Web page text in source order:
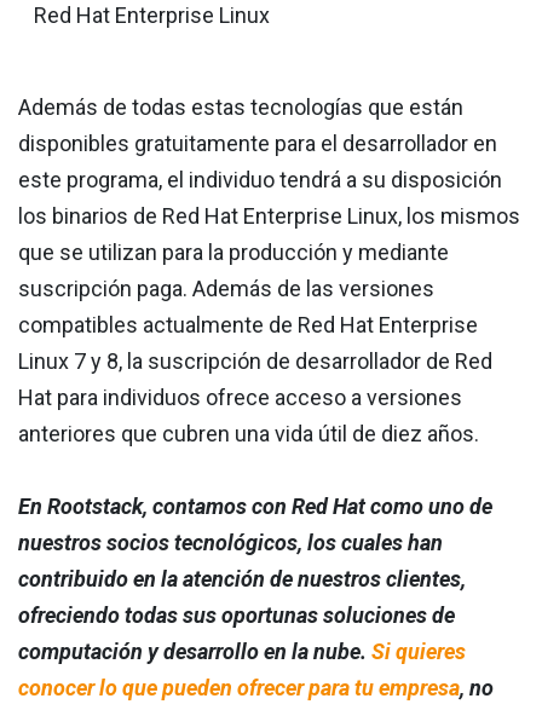
Red Hat Enterprise Linux
Además de todas estas tecnologías que están
disponibles gratuitamente para el desarrollador en
este programa, el individuo tendrá a su disposición
los binarios de Red Hat Enterprise Linux, los mismos
que se utilizan para la producción y mediante
suscripción paga. Además de las versiones
compatibles actualmente de Red Hat Enterprise
Linux 7 y 8, la suscripción de desarrollador de Red
Hat para individuos ofrece acceso a versiones
anteriores que cubren una vida útil de diez años.
En Rootstack, contamos con Red Hat como uno de
nuestros socios tecnológicos, los cuales han
contribuido en la atención de nuestros clientes,
ofreciendo todas sus oportunas soluciones de
computación y desarrollo en la nube. Si quieres
conocer lo que pueden ofrecer para tu empresa, no